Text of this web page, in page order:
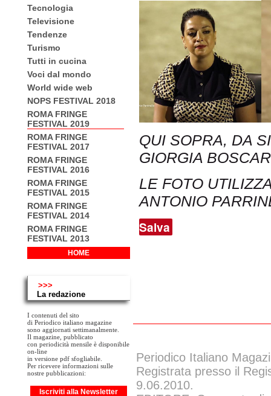
Tecnologia
Televisione
Tendenze
Turismo
Tutti in cucina
Voci dal mondo
World wide web
NOPS FESTIVAL 2018
ROMA FRINGE
FESTIVAL 2019
ROMA FRINGE
FESTIVAL 2017
ROMA FRINGE
FESTIVAL 2016
ROMA FRINGE
FESTIVAL 2015
ROMA FRINGE
FESTIVAL 2014
ROMA FRINGE
FESTIVAL 2013
HOME
>>>
La redazione
I contenuti del sito
di Periodico italiano magazine
sono aggiornati settimanalmente.
Il magazine, pubblicato
con periodicità mensile è disponibile
on-line
in versione pdf sfogliabile.
Per ricevere informazioni sulle
nostre pubblicazioni:
Iscriviti alla Newsletter
QUI SOPRA, DA
GIORGIA
LE FOTO
ANTONIO
Salva
Periodico Italiano
Registrata presso il
9.06.2010.